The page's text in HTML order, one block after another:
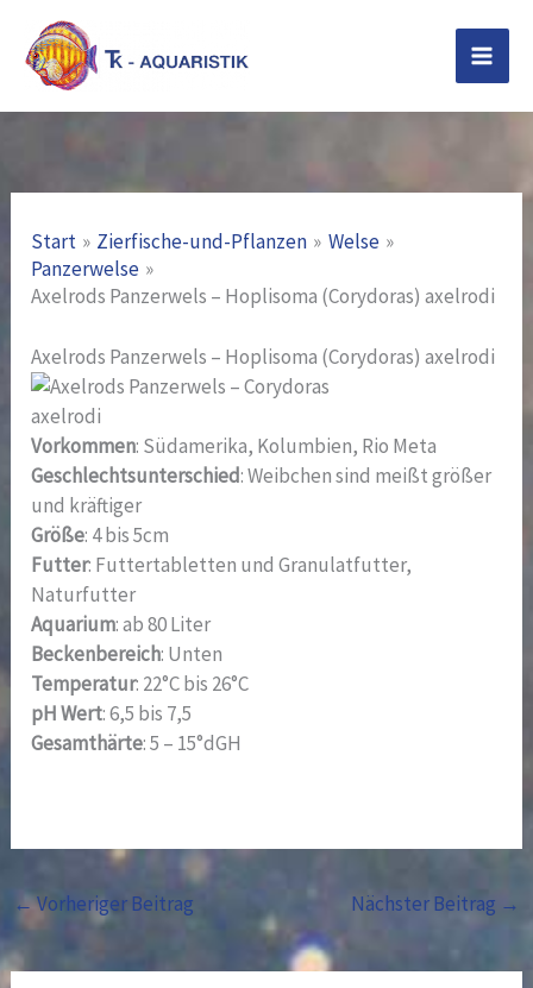
Inhalt
springen
Start Zierfische-und-Pflanzen
Welse
Panzerwelse
Axelrods Panzerwels – Hoplisoma (Corydoras) axelrodi
Axelrods Panzerwels – Hoplisoma (Corydoras) axelrodi
Vorkommen: Südamerika, Kolumbien, Rio Meta
Geschlechtsunterschied: Weibchen sind meißt größer
und kräftiger
Größe: 4 bis 5cm
Futter: Futtertabletten und Granulatfutter,
Naturfutter
Aquarium: ab 80 Liter
Beckenbereich: Unten
Temperatur: 22°C bis 26°C
pH Wert: 6,5 bis 7,5
Gesamthärte: 5 – 15°dGH
←Vorheriger Beitrag Nächster Beitrag →